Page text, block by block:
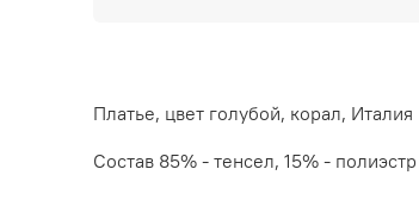
Платье, цвет голубой, корал, Италия
Состав 85% - тенсел, 15% - полиэстр